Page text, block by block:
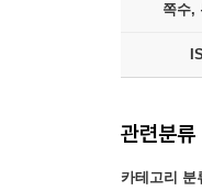
쪽수,
관련분류
카테고리 분